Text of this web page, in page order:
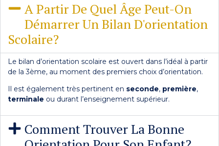
A Partir De Quel Âge Peut-On
Démarrer Un Bilan D'orientation
Scolaire?
Le bilan d’orientation scolaire est ouvert dans l’idéal à partir
de la 3ème, au moment des premiers choix d’orientation.
Il est également très pertinent en seconde, première,
terminale ou durant l’enseignement supérieur.
Comment Trouver La Bonne